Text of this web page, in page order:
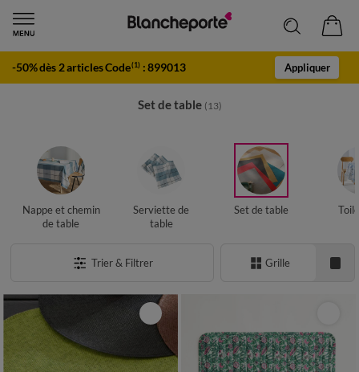
-50% dès 2 articles Code(1) :899013 Appliquer
Set de table (13)
Nappe et chemin
de table
Serviette de
table
Set de table
Trier & Filtrer Grille